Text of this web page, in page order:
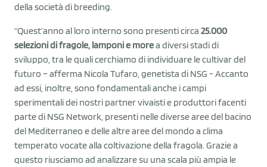
della società di breeding.
“Quest’anno al loro interno sono presenti circa 25.000
selezioni di fragole, lamponi e morea diversi stadi di
sviluppo, tra le quali cerchiamo di individuare le cultivar del
futuro – afferma Nicola Tufaro, genetista di NSG - Accanto
ad essi, inoltre, sono fondamentali anche i campi
sperimentali dei nostri partner vivaisti e produttori facenti
parte di NSG Network, presenti nelle diverse aree del bacino
del Mediterraneo e delle altre aree del mondo a clima
temperato vocate alla coltivazione della fragola. Grazie a
questo riusciamo ad analizzare su una scala più ampia le